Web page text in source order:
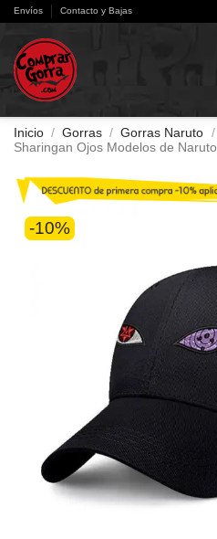
Envíos Contacto y Bajas
Inicio Gorras Gorras Naruto
Sharingan Ojos Modelos de Naruto
-10%